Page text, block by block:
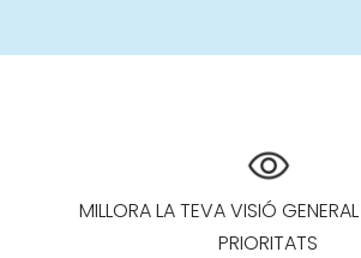
MILLORA LA TEVA VISIÓ
PRIORITATS